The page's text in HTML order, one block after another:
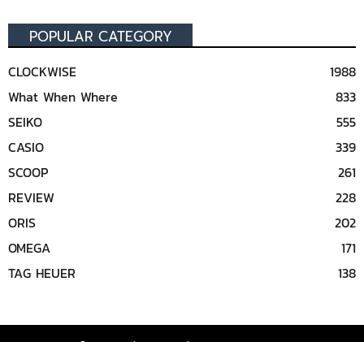
POPULAR CATEGORY
CLOCKWISE
1988
What When Where
833
SEIKO
555
CASIO
339
SCOOP
261
REVIEW
228
ORIS
202
OMEGA
171
TAG HEUER
138